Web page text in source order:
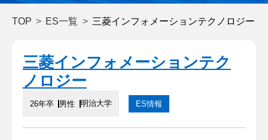
TOP ES一覧 三菱インフォメーションテクノロジー
三菱インフォメーションテク
ノロジー
26年卒 男性 明治大学 ES情報